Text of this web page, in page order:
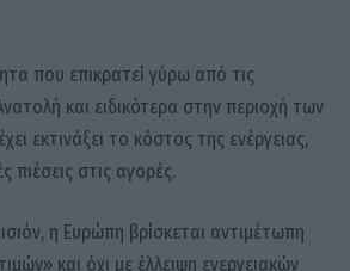
που επικρατεί γύρω από τις
και ειδικότερα στην περιοχή των
εκτινάξει το κόστος της ενέργειας,
πιέσεις στις αγορές.
η Ευρώπη βρίσκεται αντιμέτωπη
και όχι με έλλειψη ενεργειακών